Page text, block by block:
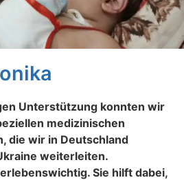
Unterstützung konnten wir
medizinischen
die wir in Deutschland
weiterleiten.
Sie hilft dabei,